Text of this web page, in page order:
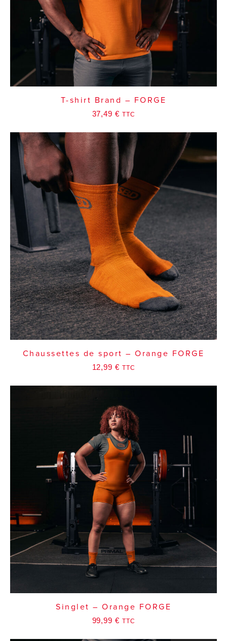
T-shirt Brand – FORGE
37,49 € TTC
Chaussettes de sport – Orange FORGE
12,99 € TTC
Singlet – Orange FORGE
99,99 € TTC